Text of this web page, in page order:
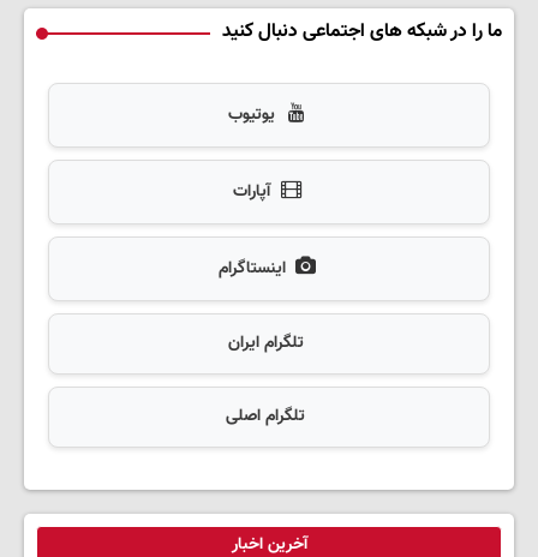
ما را در شبکه های اجتماعی دنبال کنید
یوتیوب
آپارات
اینستاگرام
تلگرام ایران
تلگرام اصلی
آخرین اخبار